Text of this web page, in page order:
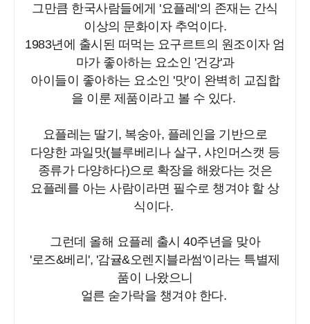
그만큼 한국사람들에게 '요플레'의 존재는 간식
이상의 문화이자 추억이다.
1983년에 출시된 떠먹는 요구르트의 원조이자 엄
마가 좋아하는 요소인 '건강'과
아이들이 좋아하는 요소인 '맛'이 완벽히 교집합
을 이룬 제품이라고 볼 수 있다.
요플레는 딸기, 복숭아, 플레인을 기반으로
다양한 과일맛(블루베리나 살구, 샤인머스캣 등
종류가 다양하다)으로 확장을 해왔다는 것은
요플레를 아는 사람이라면 필수로 챙겨야 할 상
식이다.
그런데 올해 요플레 출시 40주년을 맞아
'로즈&베리', '감귤&오렌지블라썸'이라는 특별제
품이 나왔으니
얼른 숟가락을 챙겨야 한다.